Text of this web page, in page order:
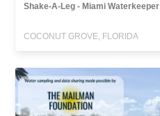
Shake-A-Leg - Miami Waterkeeper
COCONUT GROVE, FLORIDA